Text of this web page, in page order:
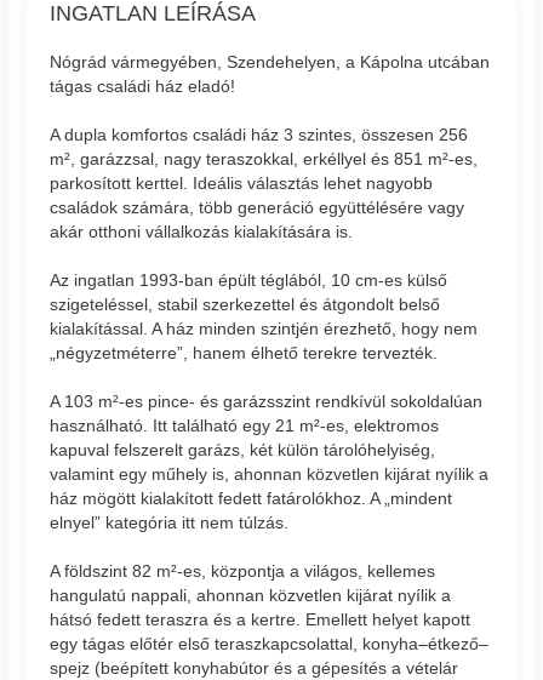
INGATLAN LEÍRÁSA
Nógrád vármegyében, Szendehelyen, a Kápolna utcában
tágas családi ház eladó!
A dupla komfortos családi ház 3 szintes, összesen 256
m², garázzsal, nagy teraszokkal, erkéllyel és 851 m²-es,
parkosított kerttel. Ideális választás lehet nagyobb
családok számára, több generáció együttélésére vagy
akár otthoni vállalkozás kialakítására is.
Az ingatlan 1993-ban épült téglából, 10 cm-es külső
szigeteléssel, stabil szerkezettel és átgondolt belső
kialakítással. A ház minden szintjén érezhető, hogy nem
„négyzetméterre”, hanem élhető terekre tervezték.
A 103 m²-es pince- és garázsszint rendkívül sokoldalúan
használható. Itt található egy 21 m²-es, elektromos
kapuval felszerelt garázs, két külön tárolóhelyiség,
valamint egy műhely is, ahonnan közvetlen kijárat nyílik a
ház mögött kialakított fedett fatárolókhoz. A „mindent
elnyel” kategória itt nem túlzás.
A földszint 82 m²-es, központja a világos, kellemes
hangulatú nappali, ahonnan közvetlen kijárat nyílik a
hátsó fedett teraszra és a kertre. Emellett helyet kapott
egy tágas előtér első teraszkapcsolattal, konyha–étkező–
spejz (beépített konyhabútor és a gépesítés a vételár